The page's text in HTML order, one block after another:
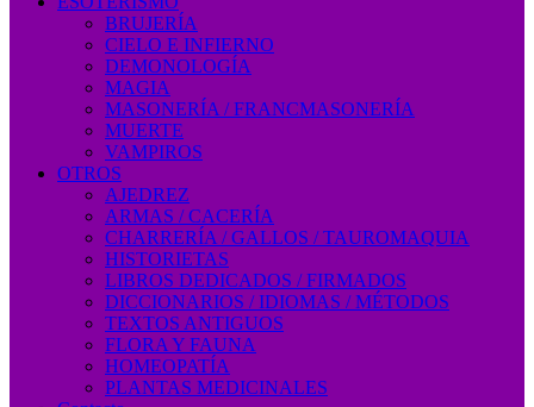
BRUJERÍA
CIELO E INFIERNO
DEMONOLOGÍA
MAGIA
MASONERÍA / FRANCMASONERÍA
MUERTE
VAMPIROS
OTROS
AJEDREZ
ARMAS / CACERÍA
CHARRERÍA / GALLOS / TAUROMAQUIA
HISTORIETAS
LIBROS DEDICADOS / FIRMADOS
DICCIONARIOS / IDIOMAS / MÉTODOS
TEXTOS ANTIGUOS
FLORA Y FAUNA
HOMEOPATÍA
PLANTAS MEDICINALES